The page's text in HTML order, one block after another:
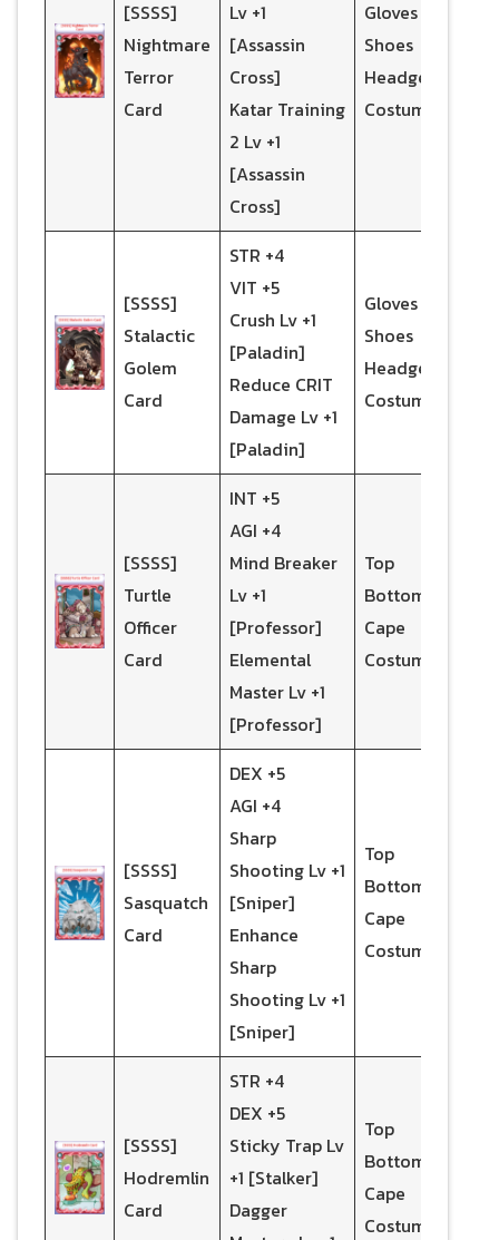
[SSSS]
Nightmare
Terror
Card
Lv +1
[Assassin
Cross]
Katar Training
2 Lv +1
[Assassin
Cross]
Gloves
Shoes
Headgear
Costume
[SSSS]
Stalactic
Golem
Card
STR +4
VIT +5
Crush Lv +1
[Paladin]
Reduce CRIT
Damage Lv +1
[Paladin]
Gloves
Shoes
Headgear
Costume
[SSSS]
Turtle
Officer
Card
INT +5
AGI +4
Mind Breaker
Lv +1
[Professor]
Elemental
Master Lv +1
[Professor]
Top
Bottom
Cape
Costume
[SSSS]
Sasquatch
Card
DEX +5
AGI +4
Sharp
Shooting Lv +1
[Sniper]
Enhance
Sharp
Shooting Lv +1
[Sniper]
Top
Bottom
Cape
Costume
[SSSS]
Hodremlin
Card
STR +4
DEX +5
Sticky Trap Lv
+1 [Stalker]
Dagger
Top
Bottom
Cape
Costume